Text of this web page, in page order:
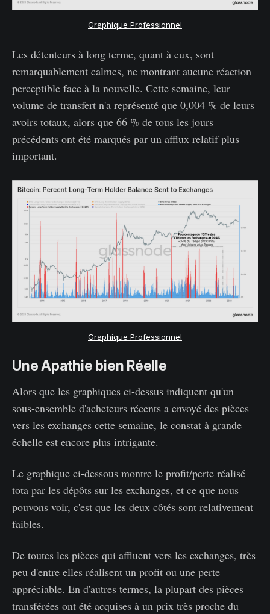
Graphique Professionnel
Les détenteurs à long terme, quant à eux, sont
remarquablement calmes, ne montrant aucune réaction
perceptible face à la nouvelle. Cette semaine, leur
volume de transfert n'a représenté que 0,004 % de leurs
avoirs totaux, alors que 66 % de tous les jours
précédents ont été marqués par un afflux relatif plus
important.
Graphique Professionnel
Une Apathie bien Réelle
Alors que les graphiques ci-dessus indiquent qu'un
sous-ensemble d'acheteurs récents a envoyé des pièces
vers les exchanges cette semaine, le constat à grande
échelle est encore plus intrigante.
Le graphique ci-dessous montre le profit/perte réalisé
tota par les dépôts sur les exchanges, et ce que nous
pouvons voir, c'est que les deux côtés sont relativement
faibles.
De toutes les pièces qui affluent vers les exchanges, très
peu d'entre elles réalisent un profit ou une perte
appréciable. En d'autres termes, la plupart des pièces
transférées ont été acquises à un prix très proche du